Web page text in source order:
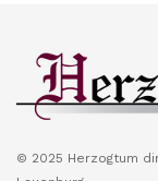
© 2025 Herzogtum